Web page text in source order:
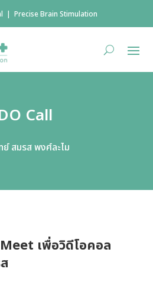
| Precise Brain Stimulation
Call
สมรส พงศ์ละไม
เพื่อวิดีโอคอล